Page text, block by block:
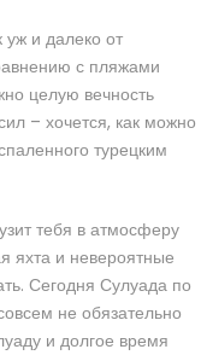
и далеко от
с пляжами
целую вечность
– хочется, как можно
турецким
тебя в атмосферу
яхта и невероятные
Сегодня Сулуада по
не обязательно
и долгое время